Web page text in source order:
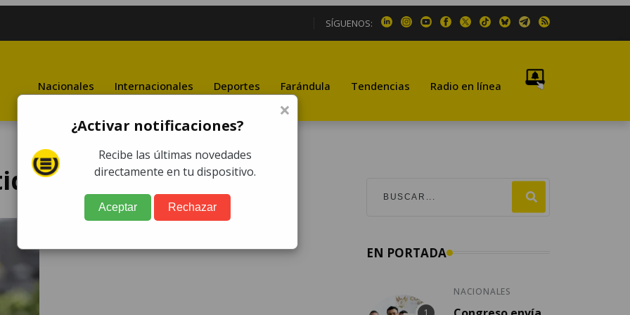
SÍGUENOS:
Nacionales Internacionales Deportes Farándula Tendencias Radio en línea
transparente
EN PORTADA
NACIONALES
×
¿Activar notificaciones?
Recibe las últimas novedades
directamente en tu dispositivo.
Aceptar Rechazar